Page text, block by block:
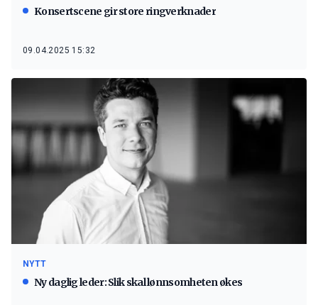
Konsertscene gir store ringverknader
09.04.2025 15:32
NYTT
Ny daglig leder: Slik skal lønnsomheten økes